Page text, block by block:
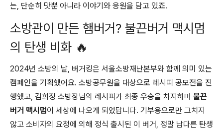
는, 단순히 맛뿐 아니라 이야기와 응원을 담고 있죠.
소방관이 만든 햄버거? 불끈버거 맥시멈
의 탄생 비화 🔥
2024년 소방의 날, 버거킹은 서울소방재난본부와 함께 의미 있는
캠페인을 기획했어요. 소방공무원을 대상으로 레시피 공모전을 진
행했고, 김희정 소방장님의 레시피가 최종 우승을 차지하며 불끈
버거 맥시멈이 세상에 나오게 되었답니다. 기부용으로만 그치지
않고 소비자의 요청에 의해 정식 출시된 이 버거, 정말 남다른 탄생